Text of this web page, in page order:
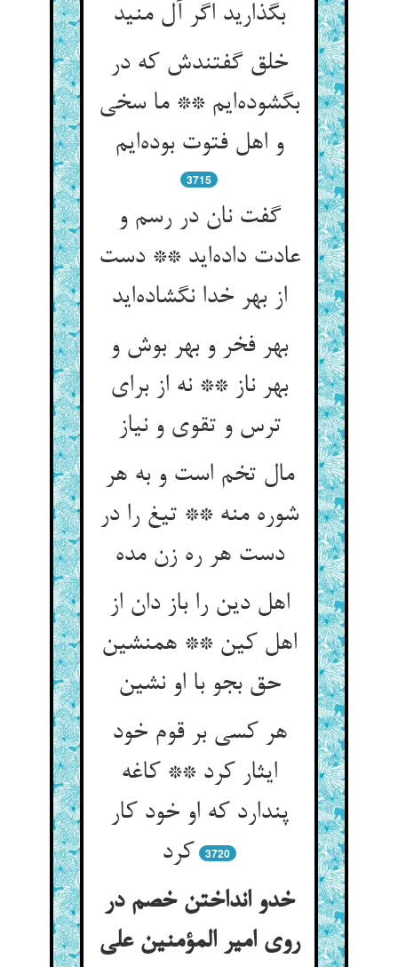
بگذارید اگر آل منید
خلق گفتندش که در
بگشوده‌‌ایم ** ما سخی
3715
گفت نان در رسم و
عادت داده‌‌اید ** دست
از بهر خدا نگشاده‌‌اید
بهر فخر و بهر بوش و
بهر ناز ** نه از برای
ترس و تقوی و نیاز
مال تخم است و به هر
شوره منه ** تیغ را در
دست هر ره زن مده‌‌
اهل دین را باز دان از
اهل کین ** همنشین
حق بجو با او نشین‌‌
هر کسی بر قوم خود
ایثار کرد ** کاغه
پندارد که او خود کار
کرد
3720
خدو انداختن خصم در
روی امیر المؤمنین علی